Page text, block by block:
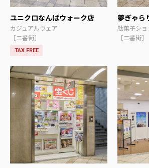
ユニクロなんばウォーク店
カジュアルウェア
［二番街］
TAX FREE
夢ぎゃら
駄菓子ショ
［二番街］